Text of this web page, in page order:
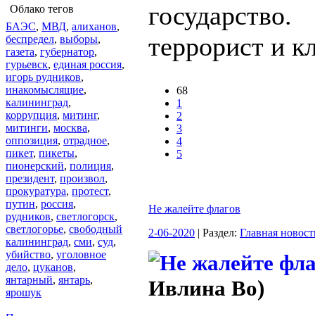
Облако тегов
БАЭС, МВД, алиханов,
беспредел, выборы,
газета, губернатор,
гурьевск, единая россия,
игорь рудников,
инакомыслящие,
калининград,
коррупция, митинг,
митинги, москва,
оппозиция, отрадное,
пикет, пикеты,
пионерский, полиция,
президент, произвол,
прокуратура, протест,
путин, россия,
рудников, светлогорск,
светлогорье, свободный
калининград, сми, суд,
убийство, уголовное
дело, цуканов,
янтарный, янтарь,
ярошук
террорист и
68
1
2
3
4
5
Не жалейте флагов
2-06-2020 | Раздел: Главная
Ивлина Во)